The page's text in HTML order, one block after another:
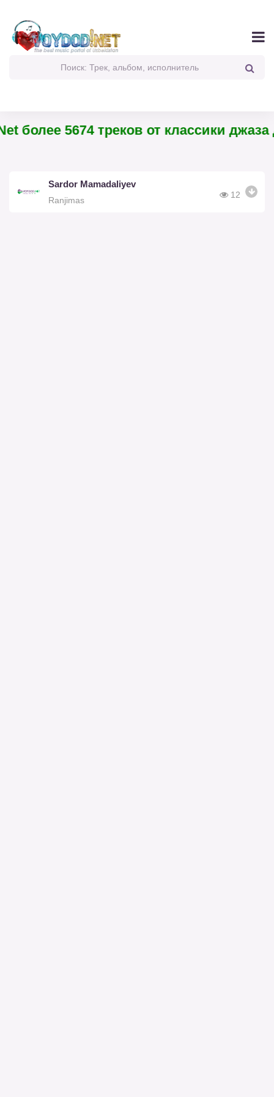
более 5674 треков от классики джаза
Sardor Mamadaliyev
Ranjimas
12